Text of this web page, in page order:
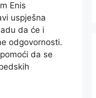
Enis
uspješna
da će i
odgovornosti.
da se